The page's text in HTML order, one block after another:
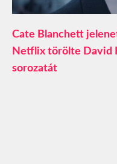
Cate Blanchett
Netflix törölte David
sorozatát